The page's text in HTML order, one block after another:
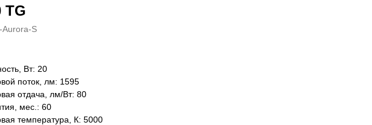
TG
Aurora-S
Вт: 20
поток, лм: 1595
отдача, лм/Вт: 80
мес.: 60
температура, К: 5000